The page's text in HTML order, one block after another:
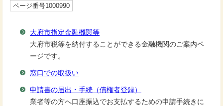
ページ番号1000990
大府市指定金融機関等
大府市税等を納付することができる金融機関のご案内ペ
ージです。
窓口での取扱い
申請書の届出・手続（債権者登録）
業者等の方へ口座振込でお支払するための申請手続きに